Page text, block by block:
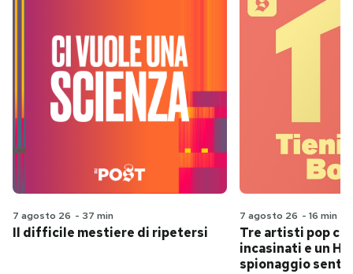
7 agosto 26 - 37 min
Il difficile mestiere di ripetersi
7 agosto 26 - 16 min
Tre artisti pop
incasinati e un
spionaggio